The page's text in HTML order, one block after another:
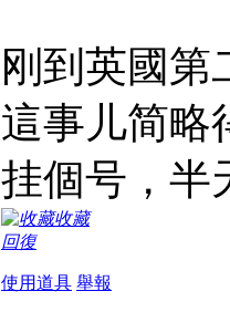
刚到英國第
這事儿简略
挂個号，半
收藏
回復
使用道具 舉報